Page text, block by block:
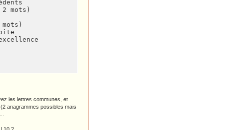
mots)
les lettres communes, et
anagrammes possibles mais